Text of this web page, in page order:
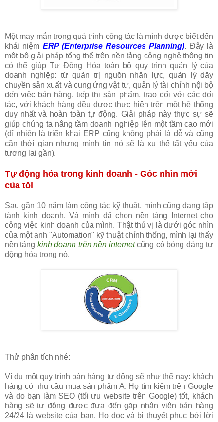
Một may mắn trong quá trình công tác là mình được biết đến
khái niệm ERP (Enterprise Resources Planning). Đây là
một bộ giải pháp tổng thể trên nền tảng công nghệ thông tin
có thể giúp Tự Động Hóa toàn bộ quy trình quản lý của
doanh nghiệp: từ quản trị nguồn nhân lực, quản lý dây
chuyền sản xuất và cung ứng vật tư, quản lý tài chính nội bộ
đến việc bán hàng, tiếp thị sản phẩm, trao đổi với các đối
tác, với khách hàng đều được thực hiện trên một hệ thống
duy nhất và hoàn toàn tự động. Giải pháp này thực sự sẽ
giúp chúng ta nâng tầm doanh nghiệp lên một tầm cao mới
(dĩ nhiên là triển khai ERP cũng không phải là dễ và cũng
cần thời gian nhưng mình tin nó sẽ là xu thế tất yếu của
tương lai gần).
Tự động hóa trong kinh doanh - Góc nhìn mới
của tôi
Sau gần 10 năm làm công tác kỹ thuật, mình cũng đang tập
tành kinh doanh. Và mình đã chọn nền tảng Internet cho
công việc kinh doanh của mình. Thật thú vị là dưới góc nhìn
của một anh "Automation" kỹ thuật chính thống, mình lại thấy
nền tảng kinh doanh trên nền internetcũng có bóng dáng tự
động hóa trong nó.
Thử phân tích nhé:
Ví dụ một quy trình bán hàng tự động sẽ như thế này: khách
hàng có nhu cầu mua sản phẩm A. Họ tìm kiếm trên Google
và do bạn làm SEO (tối ưu website trên Google) tốt, khách
hàng sẽ tự động được đưa đến gặp nhân viên bán hàng
24/24 là website của bạn. Họ đọc và bị thuyết phục bởi lời